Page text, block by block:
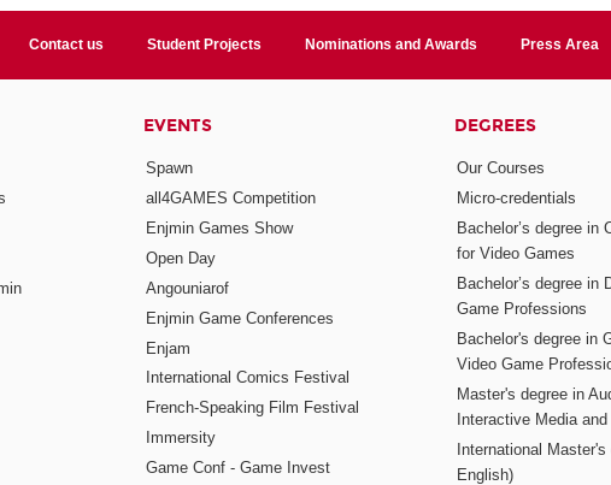
Contact us Student Projects Nominations and Awards Press Area
EVENTS
Spawn
all4GAMES Competition
Enjmin Games Show
Open Day
Angouniarof
Enjmin Game Conferences
Enjam
International Comics Festival
French-Speaking Film Festival
Immersity
Game Conf - Game Invest
DEGREES
Our Courses
Micro-credentials
Bachelor’s degree in
for Video Games
Bachelor’s degree in
Game Professions
Bachelor's degree in
Video Game
Master's degree in
Interactive Media
International Master's
English)